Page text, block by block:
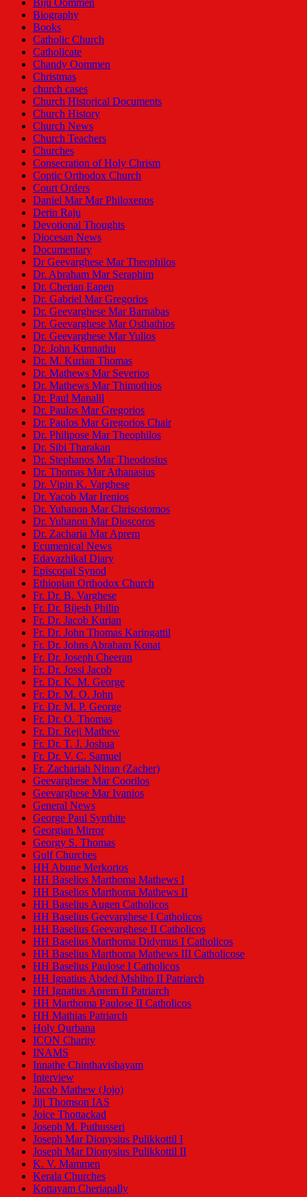
Biju Oommen
Biography
Books
Catholic Church
Catholicate
Chandy Oommen
Christmas
church cases
Church Historical Documents
Church History
Church News
Church Teachers
Churches
Consecration of Holy Chrism
Coptic Orthodox Church
Court Orders
Daniel Mar Mar Philoxenos
Derin Raju
Devotional Thoughts
Diocesan News
Documentary
Dr Geevarghese Mar Theophilos
Dr. Abraham Mar Seraphim
Dr. Cherian Eapen
Dr. Gabriel Mar Gregorios
Dr. Geevarghese Mar Barnabas
Dr. Geevarghese Mar Osthathios
Dr. Geevarghese Mar Yulios
Dr. John Kunnathu
Dr. M. Kurian Thomas
Dr. Mathews Mar Severios
Dr. Mathews Mar Thimothios
Dr. Paul Manalil
Dr. Paulos Mar Gregorios
Dr. Paulos Mar Gregorios Chair
Dr. Philipose Mar Theophilos
Dr. Sibi Tharakan
Dr. Stephanos Mar Theodosius
Dr. Thomas Mar Athanasius
Dr. Vipin K. Varghese
Dr. Yacob Mar Irenios
Dr. Yuhanon Mar Chrisostomos
Dr. Yuhanon Mar Dioscoros
Dr. Zacharia Mar Aprem
Ecumenical News
Edavazhikal Diary
Episcopal Synod
Ethiopian Orthodox Church
Fr. Dr. B. Varghese
Fr. Dr. Bijesh Philip
Fr. Dr. Jacob Kurian
Fr. Dr. John Thomas Karingattil
Fr. Dr. Johns Abraham Konat
Fr. Dr. Joseph Cheeran
Fr. Dr. Jossi Jacob
Fr. Dr. K. M. George
Fr. Dr. M. O. John
Fr. Dr. M. P. George
Fr. Dr. O. Thomas
Fr. Dr. Reji Mathew
Fr. Dr. T. J. Joshua
Fr. Dr. V. C. Samuel
Fr. Zachariah Ninan (Zacher)
Geevarghese Mar Coorilos
Geevarghese Mar Ivanios
General News
George Paul Synthite
Georgian Mirror
Georgy S. Thomas
Gulf Churches
HH Abune Merkorios
HH Baselios Marthoma Mathews I
HH Baselios Marthoma Mathews II
HH Baselius Augen Catholicos
HH Baselius Geevarghese I Catholicos
HH Baselius Geevarghese II Catholicos
HH Baselius Marthoma Didymus I Catholicos
HH Baselius Marthoma Mathews III Catholicose
HH Baselius Paulose I Catholicos
HH Ignatius Abded Mshiho II Patriarch
HH Ignatius Aprem II Patriarch
HH Marthoma Paulose II Catholicos
HH Mathias Patriarch
Holy Qurbana
ICON Charity
INAMS
Innathe Chinthavishayam
Interview
Jacob Mathew (Jojo)
Jiji Thomson IAS
Joice Thottackad
Joseph M. Puthusseri
Joseph Mar Dionysius Pulikkottil I
Joseph Mar Dionysius Pulikkottil II
K. V. Mammen
Kerala Churches
Kottayam Cheriapally